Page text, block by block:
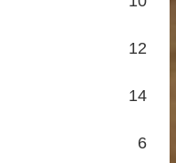
12
14
6